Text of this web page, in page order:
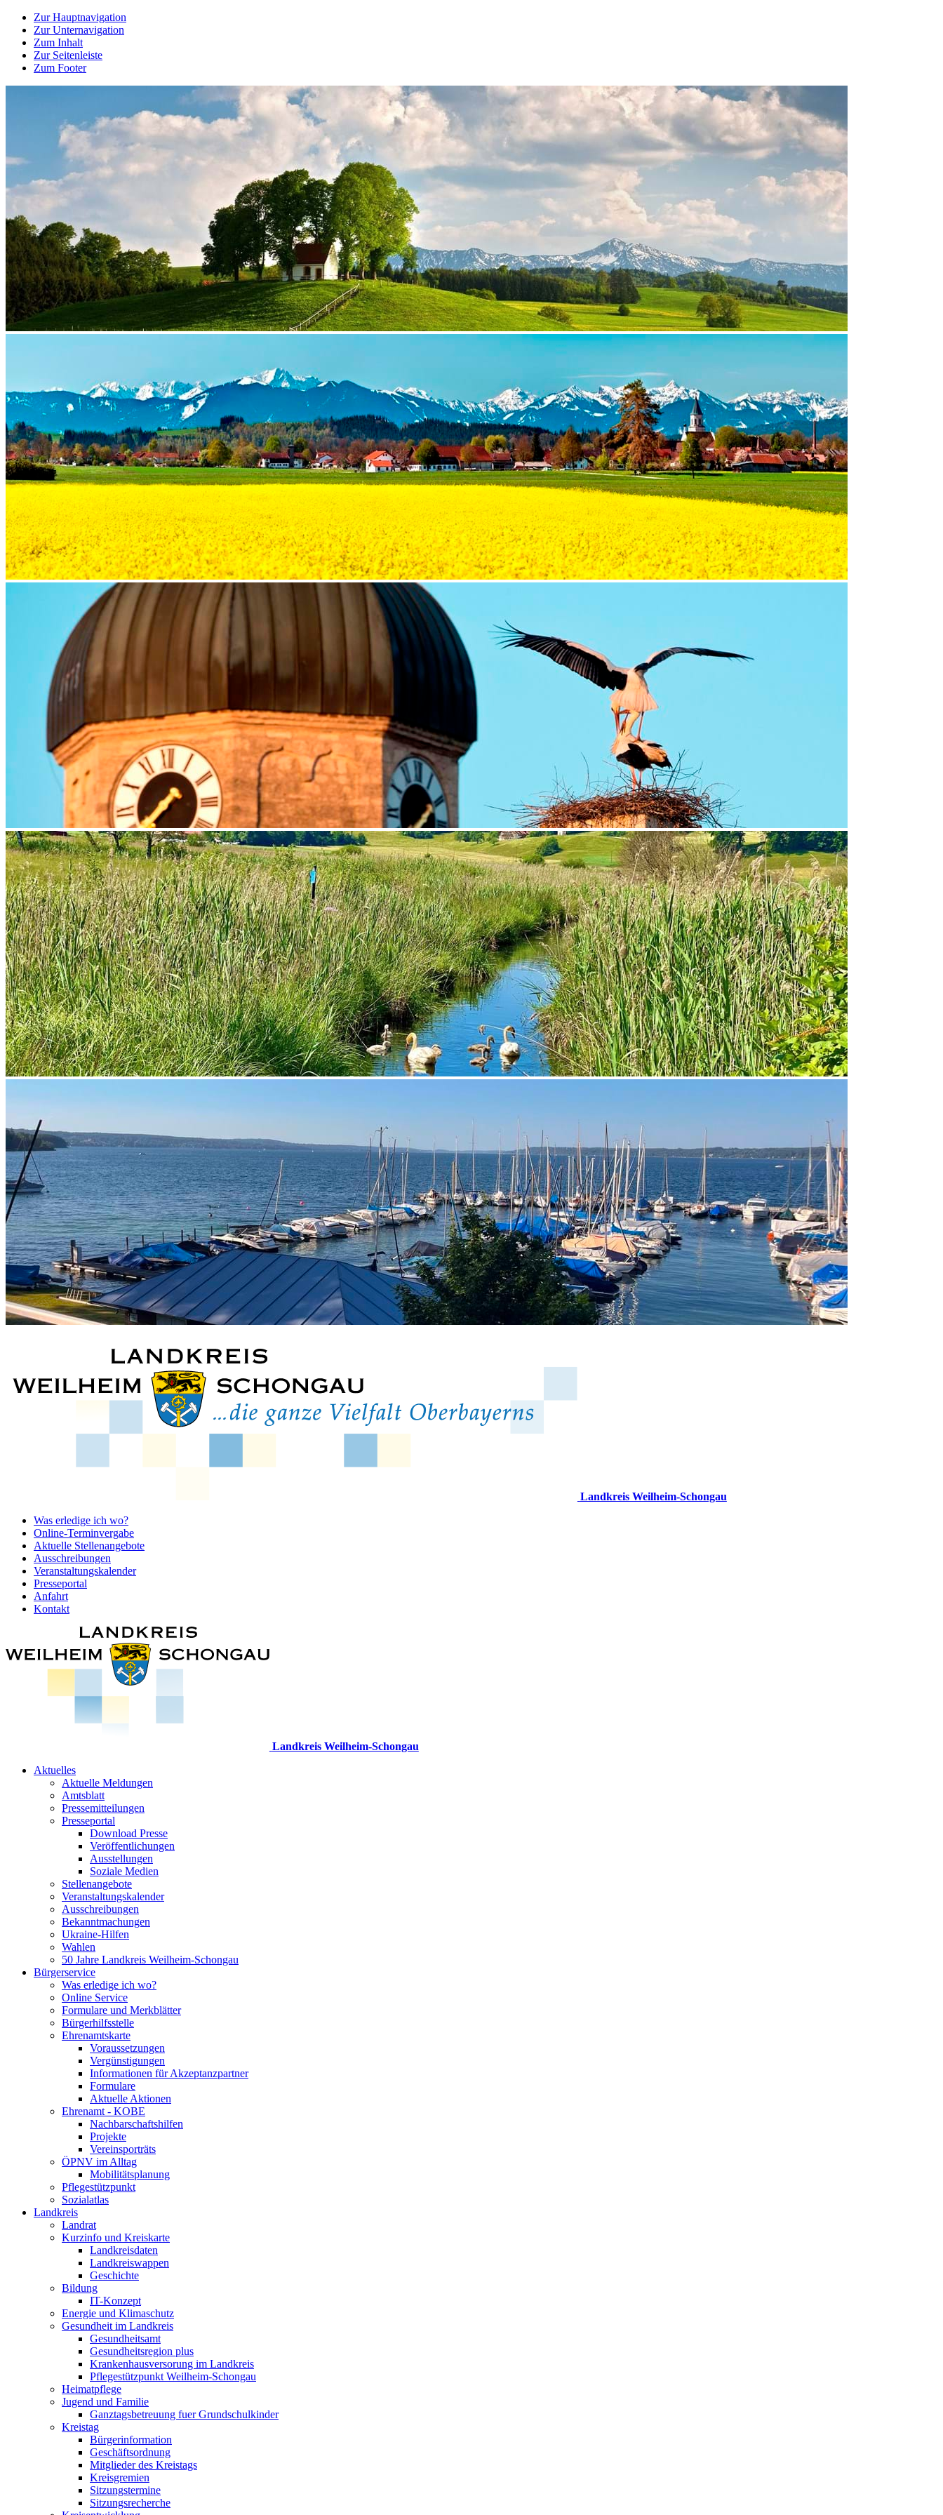
Zur Hauptnavigation
Zur Unternavigation
Zum Inhalt
Zur Seitenleiste
Zum Footer
Landkreis Weilheim-Schongau
Was erledige ich wo?
Online-Terminvergabe
Aktuelle Stellenangebote
Ausschreibungen
Veranstaltungskalender
Presseportal
Anfahrt
Kontakt
Landkreis Weilheim-Schongau
Aktuelles
Aktuelle Meldungen
Amtsblatt
Pressemitteilungen
Presseportal
Download Presse
Veröffentlichungen
Ausstellungen
Soziale Medien
Stellenangebote
Veranstaltungskalender
Ausschreibungen
Bekanntmachungen
Ukraine-Hilfen
Wahlen
50 Jahre Landkreis Weilheim-Schongau
Bürgerservice
Was erledige ich wo?
Online Service
Formulare und Merkblätter
Bürgerhilfsstelle
Ehrenamtskarte
Voraussetzungen
Vergünstigungen
Informationen für Akzeptanzpartner
Formulare
Aktuelle Aktionen
Ehrenamt - KOBE
Nachbarschaftshilfen
Projekte
Vereinsporträts
ÖPNV im Alltag
Mobilitätsplanung
Pflegestützpunkt
Sozialatlas
Landkreis
Landrat
Kurzinfo und Kreiskarte
Landkreisdaten
Landkreiswappen
Geschichte
Bildung
IT-Konzept
Energie und Klimaschutz
Gesundheit im Landkreis
Gesundheitsamt
Gesundheitsregion plus
Krankenhausversorung im Landkreis
Pflegestützpunkt Weilheim-Schongau
Heimatpflege
Jugend und Familie
Ganztagsbetreuung fuer Grundschulkinder
Kreistag
Bürgerinformation
Geschäftsordnung
Mitglieder des Kreistags
Kreisgremien
Sitzungstermine
Sitzungsrecherche